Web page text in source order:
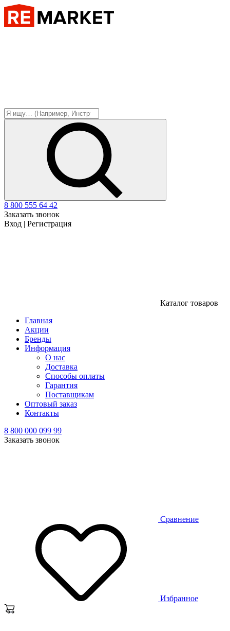
8 800 555 64 42
Заказать звонок
Вход | Регистрация
Каталог товаров
Главная
Акции
Бренды
Информация
О нас
Доставка
Способы оплаты
Гарантия
Поставщикам
Оптовый заказ
Контакты
8 800 000 099 99
Заказать звонок
Сравнение
Избранное